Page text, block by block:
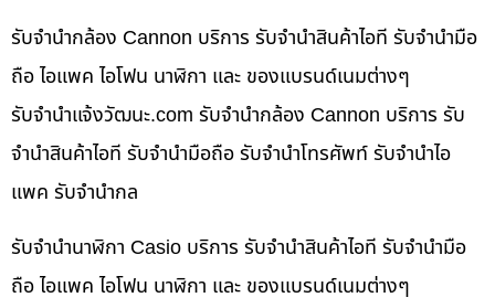
รับจำนำกล้อง Cannon บริการ รับจำนำสินค้าไอที รับจำนำมือ
ถือ ไอแพค ไอโฟน นาฬิกา และ ของแบรนด์เนมต่างๆ
รับจํานําแจ้งวัฒนะ.com รับจำนำกล้อง Cannon บริการ รับ
จำนำสินค้าไอที รับจำนำมือถือ รับจำนำโทรศัพท์ รับจำนำไอ
แพค รับจำนำกล
รับจำนำนาฬิกา Casio บริการ รับจำนำสินค้าไอที รับจำนำมือ
ถือ ไอแพค ไอโฟน นาฬิกา และ ของแบรนด์เนมต่างๆ